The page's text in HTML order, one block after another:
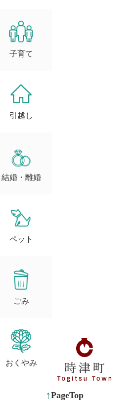
子育て
引越し
結婚・離婚
ペット
ごみ
おくやみ
PageTop